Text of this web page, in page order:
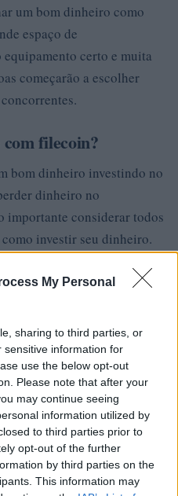
My Personal
sharing to third parties, or
sensitive information for
use the below opt-out
Please note that after your
may continue seeing
information utilized by
to third parties prior to
opt-out of the further
by third parties on the
This information may
um bom dinheiro como
espaço de
certo e muita
começarão a escolher
filecoin?
bom dinheiro investindo no
dinheiro no
importante considerar todos
investir seu dinheiro.
que você deve se
investimento é se você
correr o risco de perder
escolher
está disposto a investir.
de perder dinheiro